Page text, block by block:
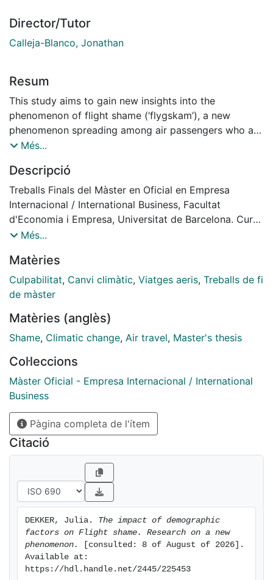
Director/Tutor
Calleja-Blanco, Jonathan
Resum
This study aims to gain new insights into the
phenomenon of flight shame (‘flygskam’), a new
phenomenon spreading among air passengers who are
more aware of the climate consequences of their
insights into demographic characteristics, with special
attention to age. After revising the still scarce
literature on the topic, an online questionnaire was
implemented. The final sample consists of 228
individuals. The analytical framework was based on
The results showed that older individuals experienced
more flight shame than younger ones. In addition,
these respondents with higher awareness had a higher
active. Income and gender were found not statistically
significant, explaining awareness differences. The final
and seeking alternatives. This study contributes to
understanding flight shame by providing a new
perspective on individual characteristics.
Més...
Descripció
Treballs Finals del Màster en Oficial en Empresa
Internacional / International Business, Facultat
d'Economia i Empresa, Universitat de Barcelona. Curs:
2023-2024. Tutor: Jonathan Calleja-Blanco
Més...
Matèries
Culpabilitat, Canvi climàtic, Viatges aeris, Treballs de fi
de màster
Matèries (anglès)
Shame, Climatic change, Air travel, Master's thesis
Col·leccions
Màster Oficial - Empresa Internacional / International
Business
Pàgina completa de l'ítem
Citació
DEKKER, Julia. The impact of demographic
factors on Flight shame. Research on a new
phenomenon.
[consulted: 8 of August of 2026].
Available at:
https://hdl.handle.net/2445/225453